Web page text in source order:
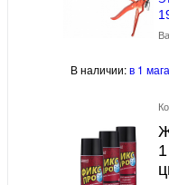
В наличии:в 1